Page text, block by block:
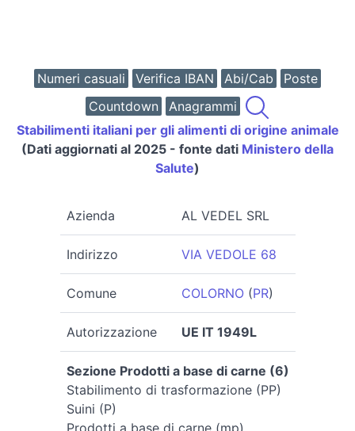
Numeri casuali Verifica IBAN Abi/Cab
Poste
Countdown
Anagrammi
Stabilimenti italiani per gli alimenti di origine animale
(Dati aggiornati al 2025 - fonte dati Ministero della
Salute)
Azienda AL VEDEL SRL
Indirizzo VIA VEDOLE 68
Comune COLORNO(PR)
Autorizzazione UE IT 1949L
Sezione Prodotti a base di carne (6)
Stabilimento di trasformazione (PP)
Suini (P)
Prodotti a base di carne (mp)